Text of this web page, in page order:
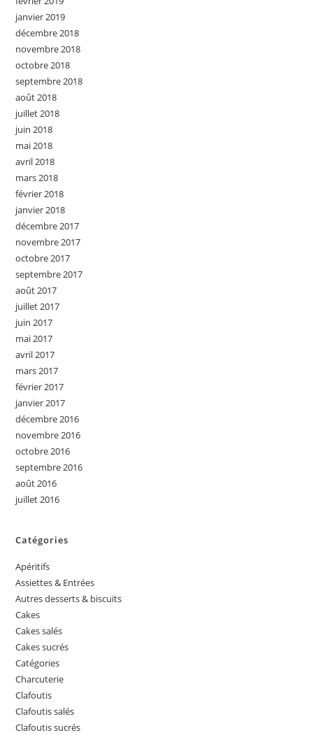
janvier 2019
décembre 2018
novembre 2018
octobre 2018
septembre 2018
août 2018
juillet 2018
juin 2018
mai 2018
avril 2018
mars 2018
février 2018
janvier 2018
décembre 2017
novembre 2017
octobre 2017
septembre 2017
août 2017
juillet 2017
juin 2017
mai 2017
avril 2017
mars 2017
février 2017
janvier 2017
décembre 2016
novembre 2016
octobre 2016
septembre 2016
août 2016
juillet 2016
Catégories
Apéritifs
Assiettes & Entrées
Autres desserts & biscuits
Cakes
Cakes salés
Cakes sucrés
Catégories
Charcuterie
Clafoutis
Clafoutis salés
Clafoutis sucrés